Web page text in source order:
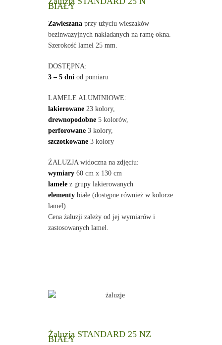
BIAŁY
Zawieszanaprzy użyciu wieszaków
bezinwazyjnych nakładanych na ramę okna.
Szerokość lamel 25 mm.
DOSTĘPNA:
3 – 5 dni od pomiaru
LAMELE ALUMINIOWE:
lakierowane23 kolory,
drewnopodobne5 kolorów,
perforowane3 kolory,
szczotkowane3 kolory
ŻALUZJA widoczna na zdjęciu:
wymiary60 cm x 130 cm
lamelez grupy lakierowanych
elementybiałe (dostępne również w kolorze
lamel)
Cena żaluzji zależy od jej wymiarów i
zastosowanych lamel.
Żaluzja STANDARD 25 NZ
BIAŁY